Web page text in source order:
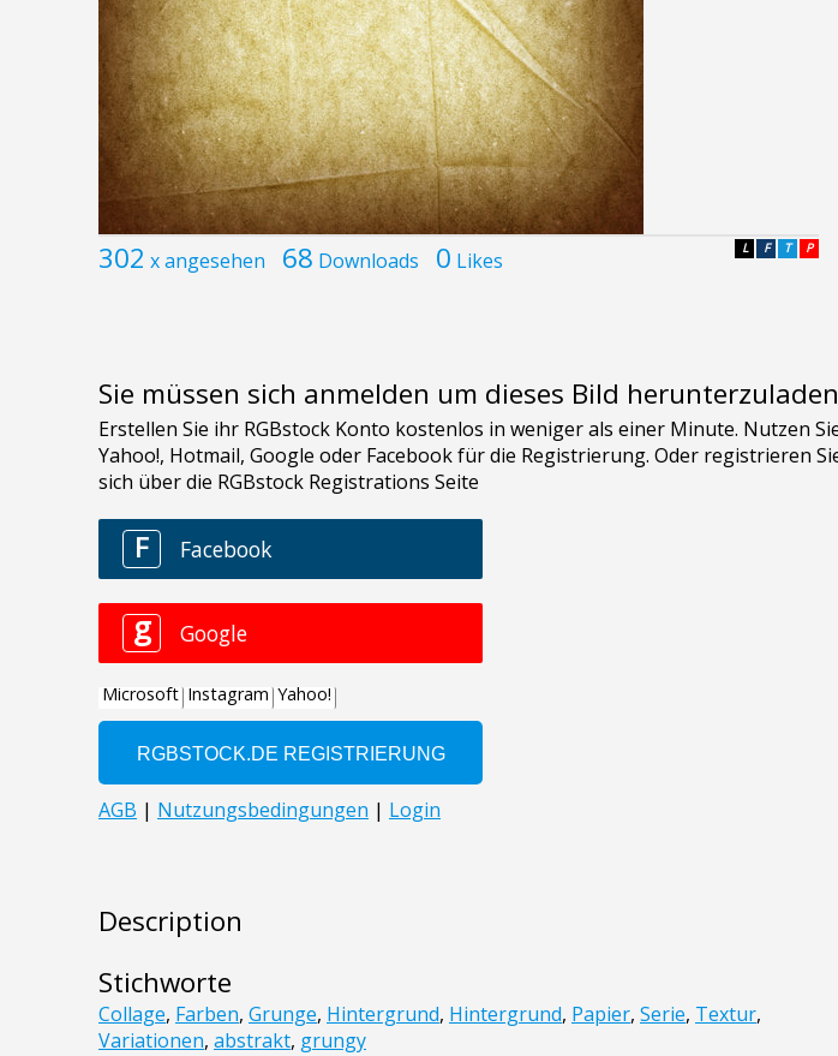
302 x angesehen 68 Downloads 0 Likes P
T
F
L
Sie müssen sich anmelden um dieses Bild herunterzuladen
Description
Stichworte
Collage, Farben, Grunge, Hintergrund, Hintergrund, Papier, Serie, Textur,
Variationen, abstrakt, grungy